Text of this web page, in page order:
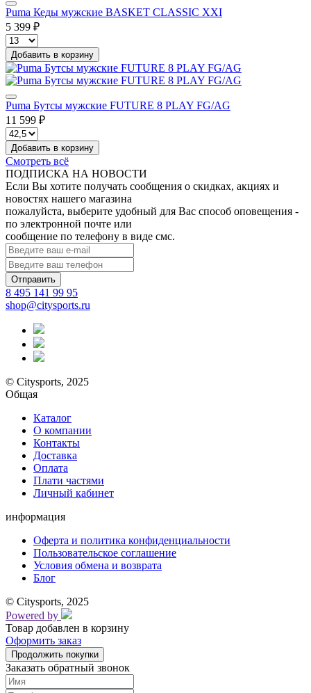
Puma Кеды мужские BASKET CLASSIC XXI
5 399 ₽
Добавить в корзину
Puma Бутсы мужские FUTURE 8 PLAY FG/AG
11 599 ₽
Добавить в корзину
Смотреть всё
ПОДПИСКА НА НОВОСТИ
Если Вы хотите получать сообщения о скидках, акциях и
новостях нашего магазина
пожалуйста, выберите удобный для Вас способ оповещения -
по электронной почте или
сообщение по телефону в виде смс.
Отправить
8 495 141 99 95
shop@citysports.ru
© Citysports, 2025
Общая
Каталог
О компании
Контакты
Доставка
Оплата
Плати частями
Личный кабинет
информация
Оферта и политика конфиденциальности
Пользовательское соглашение
Условия обмена и возврата
Блог
© Citysports, 2025
Powered by
Товар добавлен в корзину
Оформить заказ
Продолжить покупки
Заказать обратный звонок